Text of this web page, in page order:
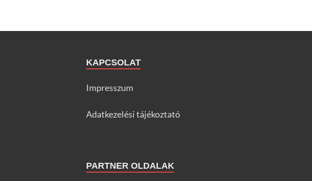
KAPCSOLAT
Impresszum
Adatkezelési tájékoztató
PARTNER OLDALAK